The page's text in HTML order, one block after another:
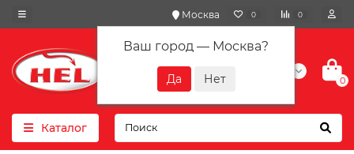
Москва
Ваш город — Москва?
0 0
+7(901) 417-10-01
0
Каталог